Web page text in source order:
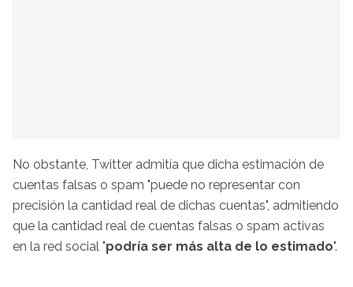
No obstante, Twitter admitía que dicha estimación de
cuentas falsas o spam "puede no representar con
precisión la cantidad real de dichas cuentas", admitiendo
que la cantidad real de cuentas falsas o spam activas
en la red social "podría ser más alta de lo estimado".